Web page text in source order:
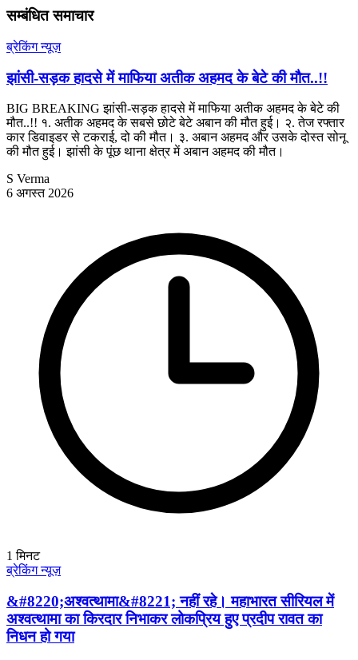
सम्बंधित समाचार
ब्रेकिंग न्यूज़
झांसी-सड़क हादसे में माफिया अतीक अहमद के बेटे की मौत..!!
BIG BREAKING झांसी-सड़क हादसे में माफिया अतीक अहमद के बेटे की
मौत..!! १. अतीक अहमद के सबसे छोटे बेटे अबान की मौत हुई। २. तेज रफ्तार
कार डिवाइडर से टकराई, दो की मौत। ३. अबान अहमद और उसके दोस्त सोनू
की मौत हुई। झांसी के पूंछ थाना क्षेत्र में अबान अहमद की मौत।
S Verma
6 अगस्त 2026
1 मिनट
ब्रेकिंग न्यूज़
&#8220;अश्वत्थामा&#8221; नहीं रहे। महाभारत सीरियल में
अश्वत्थामा का किरदार निभाकर लोकप्रिय हुए प्रदीप रावत का
निधन हो गया